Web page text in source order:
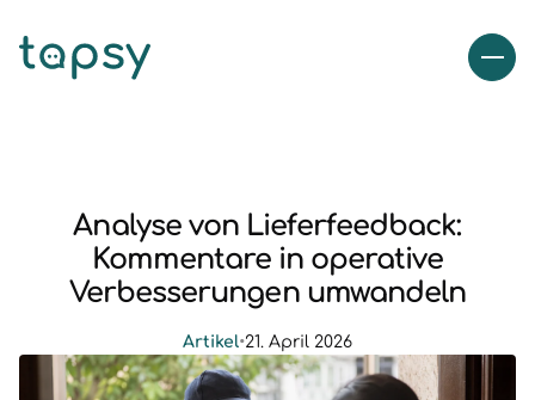
Analyse von Lieferfeedback:
Kommentare in operative
Verbesserungen umwandeln
Artikel•21. April 2026